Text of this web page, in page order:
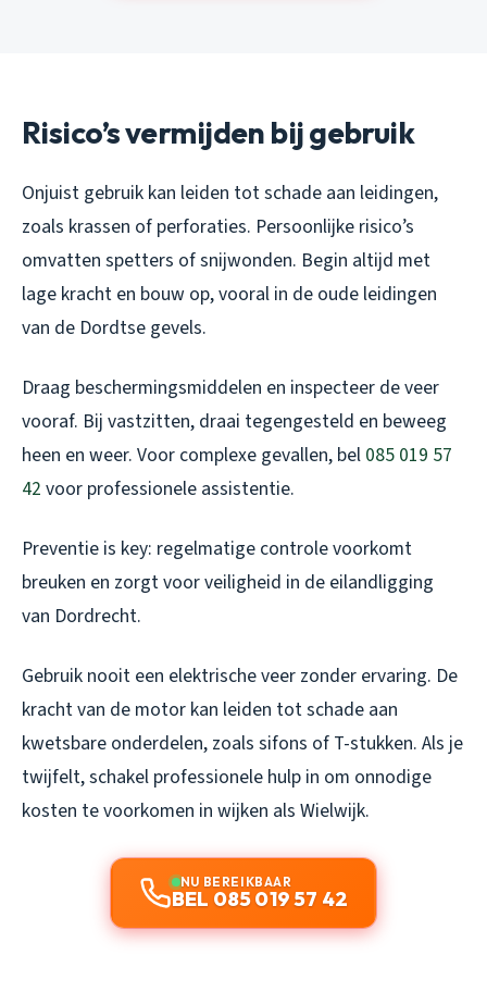
Risico’s vermijden bij gebruik
Onjuist gebruik kan leiden tot schade aan leidingen,
zoals krassen of perforaties. Persoonlijke risico’s
omvatten spetters of snijwonden. Begin altijd met
lage kracht en bouw op, vooral in de oude leidingen
van de Dordtse gevels.
Draag beschermingsmiddelen en inspecteer de veer
vooraf. Bij vastzitten, draai tegengesteld en beweeg
heen en weer. Voor complexe gevallen, bel 085 019 57
42 voor professionele assistentie.
Preventie is key: regelmatige controle voorkomt
breuken en zorgt voor veiligheid in de eilandligging
van Dordrecht.
Gebruik nooit een elektrische veer zonder ervaring. De
kracht van de motor kan leiden tot schade aan
kwetsbare onderdelen, zoals sifons of T-stukken. Als je
twijfelt, schakel professionele hulp in om onnodige
kosten te voorkomen in wijken als Wielwijk.
NU BEREIKBAAR
BEL 085 019 57 42